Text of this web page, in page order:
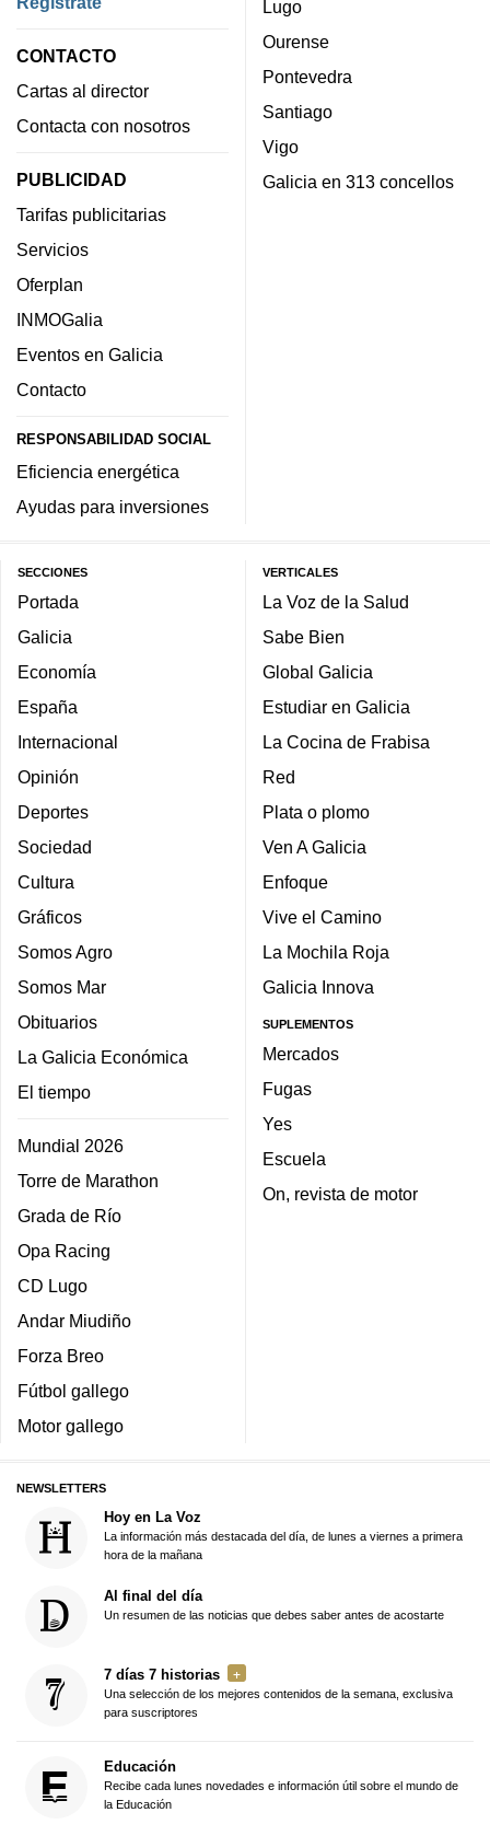
CONTACTO
Cartas al director
Contacta con nosotros
PUBLICIDAD
Tarifas publicitarias
Servicios
Oferplan
INMOGalia
Eventos en Galicia
Contacto
RESPONSABILIDAD SOCIAL
Eficiencia energética
Ayudas para inversiones
Lugo
Ourense
Pontevedra
Santiago
Vigo
Galicia en 313 concellos
SECCIONES
Portada
Galicia
Economía
España
Internacional
Opinión
Deportes
Sociedad
Cultura
Gráficos
Somos Agro
Somos Mar
Obituarios
La Galicia Económica
El tiempo
Mundial 2026
Torre de Marathon
Grada de Río
Opa Racing
CD Lugo
Andar Miudiño
Forza Breo
Fútbol gallego
Motor gallego
VERTICALES
La Voz de la Salud
Sabe Bien
Global Galicia
Estudiar en Galicia
La Cocina de Frabisa
Red
Plata o plomo
Ven A Galicia
Enfoque
Vive el Camino
La Mochila Roja
Galicia Innova
SUPLEMENTOS
Mercados
Fugas
Yes
Escuela
On, revista de motor
NEWSLETTERS
Hoy en La Voz
La información más destacada del día, de lunes a viernes a primera
hora de la mañana
Al final del día
Un resumen de las noticias que debes saber antes de acostarte
7 días 7 historias
Una selección de los mejores contenidos de la semana, exclusiva
para suscriptores
Educación
Recibe cada lunes novedades e información útil sobre el mundo de
la Educación